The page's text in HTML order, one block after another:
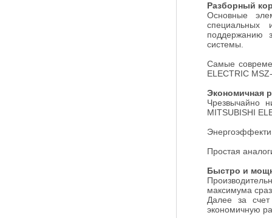
Разборный
Основные
специальных
поддержанию
системы.
Самые
ELECTRIC
Экономичная
Чрезвычайно
MITSUBISHI
Простая
Быстро и
максимума
Далее за счет
экономичную